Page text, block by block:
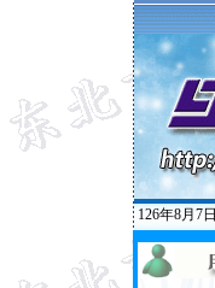
126年8月7日